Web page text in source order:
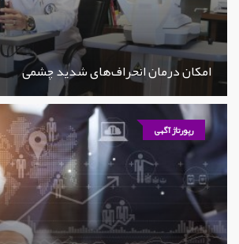
امکان درمان انحراف‌های شدید چشمی
رپورتاژ آگهی